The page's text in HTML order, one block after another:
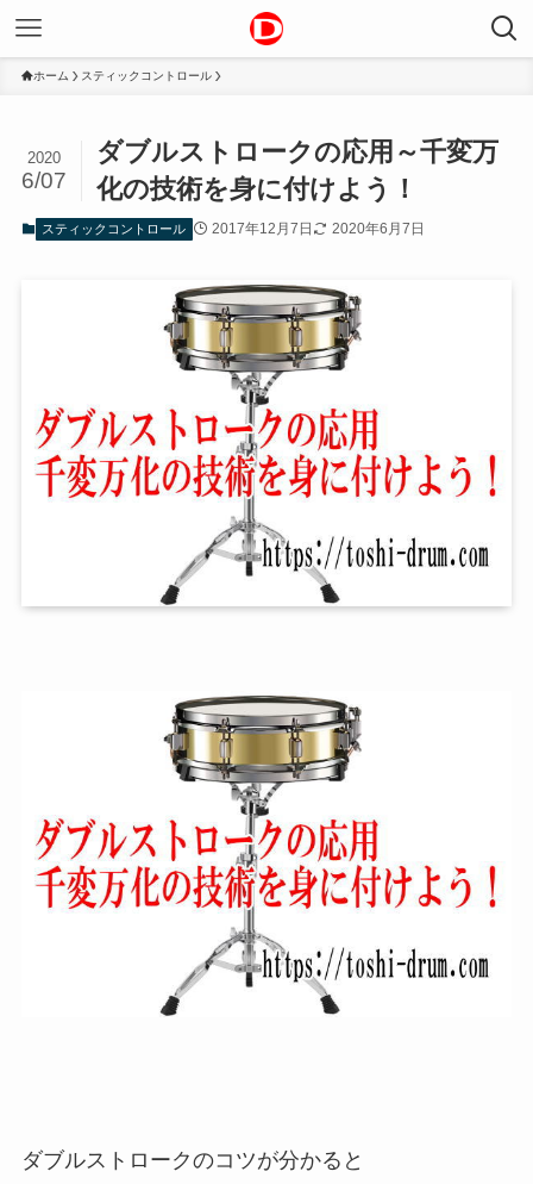
ホーム スティックコントロール
ダブルストロークの応用～千変万
化の技術を身に付けよう！
2020
6/07
スティックコントロール 2017年12月7日 2020年6月7日
ダブルストロークのコツが分かると